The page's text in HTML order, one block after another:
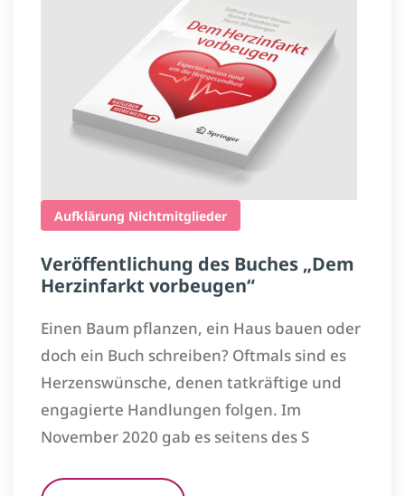
Aufklärung Nichtmitglieder
Veröffentlichung des Buches „Dem
Herzinfarkt vorbeugen“
Einen Baum pflanzen, ein Haus bauen oder
doch ein Buch schreiben? Oftmals sind es
Herzenswünsche, denen tatkräftige und
engagierte Handlungen folgen. Im
November 2020 gab es seitens des S